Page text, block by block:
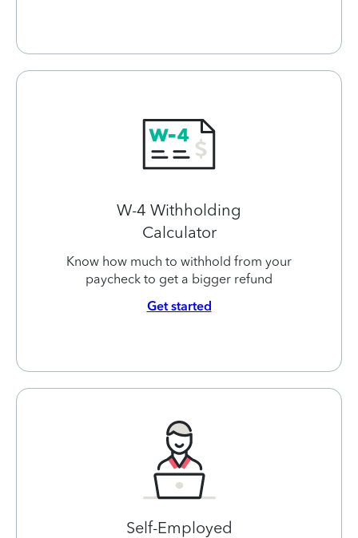
W-4 Withholding
Calculator
Know how much to withhold from your
paycheck to get a bigger refund
Get started
Self-Employed